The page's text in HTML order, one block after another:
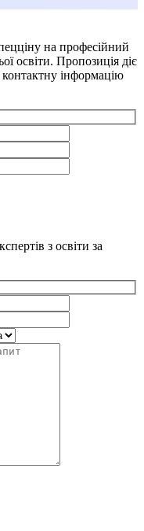
на професійний
освіти. Пропозиція діє
контактну інформацію
з освіти за